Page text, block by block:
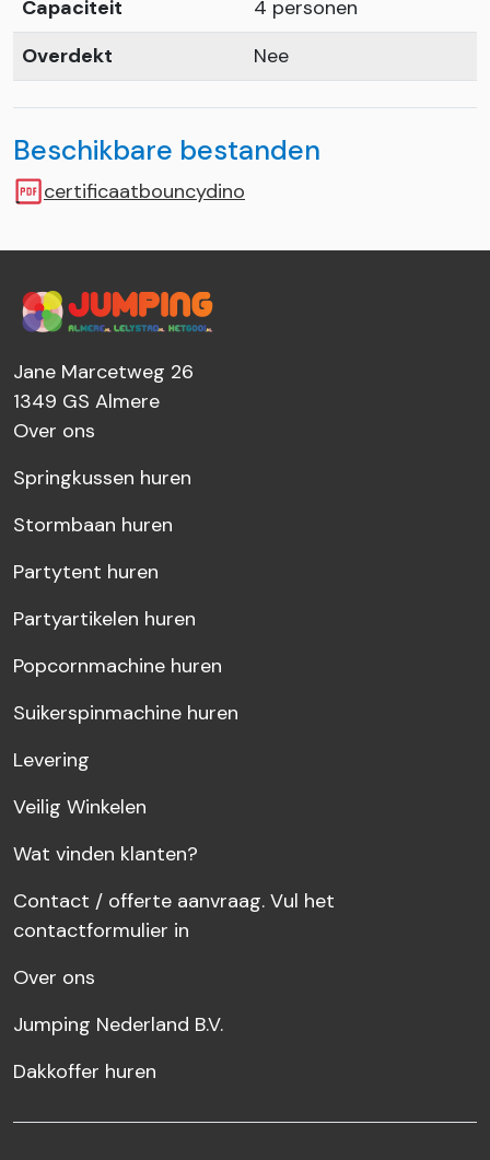
Capaciteit
4 personen
Overdekt
Nee
Beschikbare bestanden
certificaatbouncydino
Jane Marcetweg 26
1349 GS Almere
Over ons
Springkussen huren
Stormbaan huren
Partytent huren
Partyartikelen huren
Popcornmachine huren
Suikerspinmachine huren
Levering
Veilig Winkelen
Wat vinden klanten?
Contact / offerte aanvraag. Vul het
contactformulier in
Over ons
Jumping Nederland B.V.
Dakkoffer huren